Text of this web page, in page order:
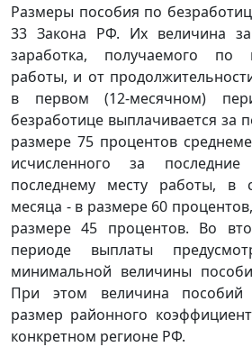
Размеры пособия по
33 Закона РФ. Их величина
заработка, получаемого по
работы, и от
в первом (12-месячном)
безработице выплачивается за
размере 75 процентов
исчисленного за
последнему месту работы, в
месяца - в размере 60
размере 45 процентов. Во
периоде выплаты
минимальной величины
При этом величина пособий
размер районного
конкретном регионе РФ.